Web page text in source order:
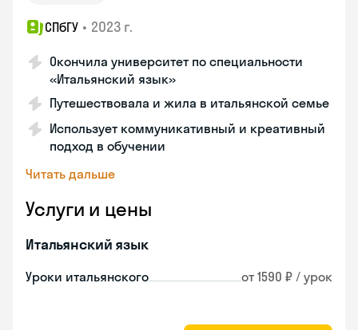
СПбГУ • 2023 г.
Окончила университет по специальности
«Итальянский язык»
Путешествовала и жила в итальянской семье
Использует коммуникативный и креативный
подход в обучении
Читать дальше
Услуги и цены
Итальянский язык
Уроки итальянского от 1590 ₽ / урок